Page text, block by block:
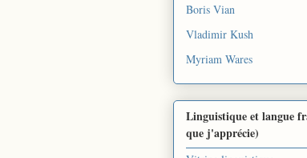
Boris Vian
Vladimir Kush
Myriam Wares
Linguistique et langue
que j'apprécie)